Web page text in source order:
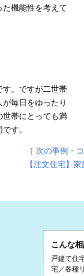
機能性を考えて
。ですが二世帯
毎日をゆったり
世帯にとっても満
す。
［ 次の事例・
【注文住宅】
こんな
戸建て住
宅／各種